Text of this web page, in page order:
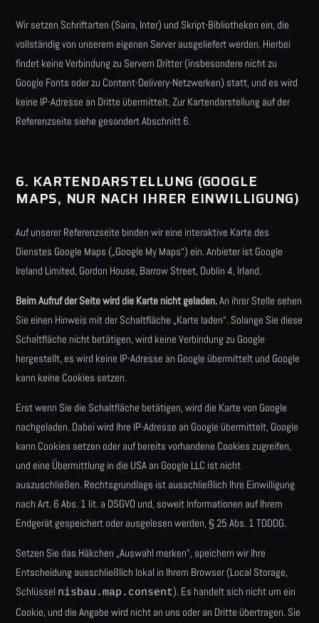
Wir setzen Schriftarten (Saira, Inter) und Skript-Bibliotheken ein, die
vollständig von unserem eigenen Server ausgeliefert werden. Hierbei
findet keine Verbindung zu Servern Dritter (insbesondere nicht zu
Google Fonts oder zu Content-Delivery-Netzwerken) statt, und es wird
keine IP-Adresse an Dritte übermittelt. Zur Kartendarstellung auf der
Referenzseite siehe gesondert Abschnitt 6.
6. KARTENDARSTELLUNG (GOOGLE
MAPS, NUR NACH IHRER EINWILLIGUNG)
Auf unserer Referenzseite binden wir eine interaktive Karte des
Dienstes Google Maps („Google My Maps“) ein. Anbieter ist Google
Ireland Limited, Gordon House, Barrow Street, Dublin 4, Irland.
Beim Aufruf der Seite wird die Karte nicht geladen.An ihrer Stelle sehen
Sie einen Hinweis mit der Schaltfläche „Karte laden“. Solange Sie diese
Schaltfläche nicht betätigen, wird keine Verbindung zu Google
hergestellt, es wird keine IP-Adresse an Google übermittelt und Google
kann keine Cookies setzen.
Erst wenn Sie die Schaltfläche betätigen, wird die Karte von Google
nachgeladen. Dabei wird Ihre IP-Adresse an Google übermittelt, Google
kann Cookies setzen oder auf bereits vorhandene Cookies zugreifen,
und eine Übermittlung in die USA an Google LLC ist nicht
auszuschließen. Rechtsgrundlage ist ausschließlich Ihre Einwilligung
nach Art. 6 Abs. 1 lit. a DSGVO und, soweit Informationen auf Ihrem
Endgerät gespeichert oder ausgelesen werden, § 25 Abs. 1 TDDDG.
Setzen Sie das Häkchen „Auswahl merken“, speichern wir Ihre
Entscheidung ausschließlich lokal in Ihrem Browser (Local Storage,
Schlüssel nisbau.map.consent). Es handelt sich nicht um ein
Cookie, und die Angabe wird nicht an uns oder an Dritte übertragen. Sie